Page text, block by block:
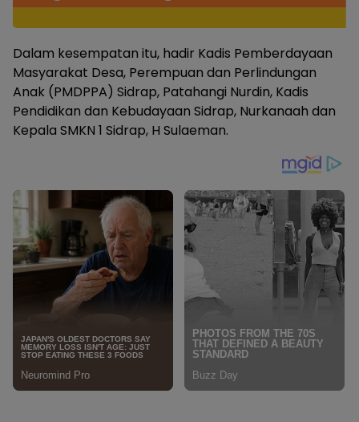
Dalam kesempatan itu, hadir Kadis Pemberdayaan
Masyarakat Desa, Perempuan dan Perlindungan
Anak (PMDPPA) Sidrap, Patahangi Nurdin, Kadis
Pendidikan dan Kebudayaan Sidrap, Nurkanaah dan
Kepala SMKN 1 Sidrap, H Sulaeman.